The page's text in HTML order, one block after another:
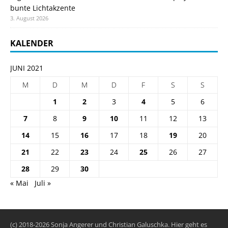
bunte Lichtakzente
3. August 2026
KALENDER
JUNI 2021
M
D M D F S
S
1
2 3 4 5
6
7
8 9 10 11 12
13
14
15 16 17 18 19
20
21
22 23 24 25 26
27
28
29
30
« Mai
Juli »
(c) 2018-2026 Sonja Angerer und Christian Galuschka. Hier geht es